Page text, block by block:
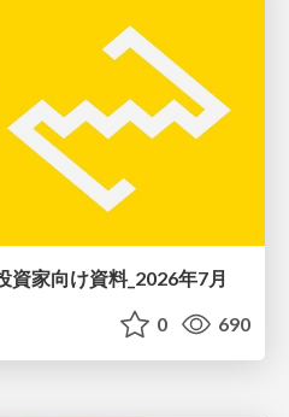
資家向け資料_2026年7月
0 690